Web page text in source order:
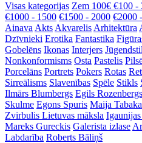
Visas kategorijas Zem 100€ €100 -
€1000 - 1500 €1500 - 2000 €2000
Ainava Akts Akvarelis Arhitektūra
Dzīvnieki Erotika Fantastika
Gobelēns Ikonas Interjers
Nonkonformisms Osta Pastelis
Porcelāns Portrets Pokers Rotas
Sirreālisms Slavenības Spēle Stikls
Ilmārs Blumbergs Egils Rozenbergs
Skulme Egons Spuris Maija Tabaka
Zvirbulis Lietuvas māksla
Mareks Gureckis Galerista izlase
Labdarība Roberts Bāliņš